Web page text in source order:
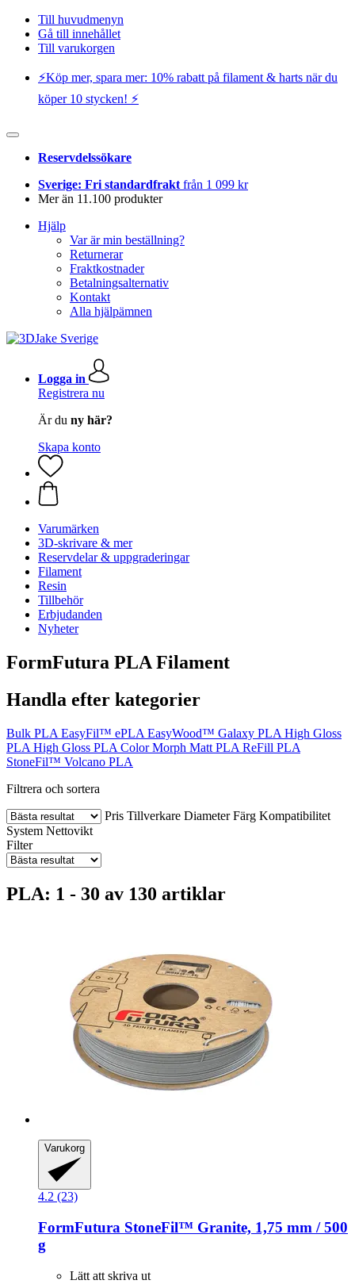
Till huvudmenyn
Gå till innehållet
Till varukorgen
⚡️Köp mer, spara mer: 10% rabatt på filament & harts när du
köper 10 stycken! ⚡️
Reservdelssökare
Sverige: Fri standardfrakt från 1 099 kr
Mer än 11.100 produkter
Hjälp
Var är min beställning?
Returnerar
Fraktkostnader
Betalningsalternativ
Kontakt
Alla hjälpämnen
Logga in
Registrera nu
Är du ny här?
Skapa konto
Varumärken
3D-skrivare & mer
Reservdelar & uppgraderingar
Filament
Resin
Tillbehör
Erbjudanden
Nyheter
FormFutura PLA Filament
Handla efter kategorier
Bulk PLA EasyFil™ ePLA EasyWood™ Galaxy PLA High Gloss
PLA High Gloss PLA Color Morph Matt PLA ReFill PLA
StoneFil™ Volcano PLA
Filtrera och sortera
Pris Tillverkare Diameter Färg Kompatibilitet
System Nettovikt
Filter
PLA: 1 - 30 av 130 artiklar
Varukorg
4.2 (23)
FormFutura StoneFil™ Granite, 1,75 mm / 500
g
Lätt att skriva ut